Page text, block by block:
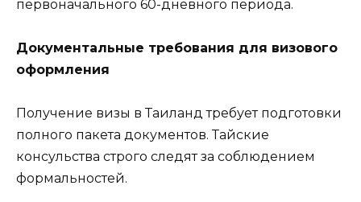
первоначального 60-дневного периода.
Документальные требования для визового
оформления
Получение визы в Таиланд требует подготовки
полного пакета документов. Тайские
консульства строго следят за соблюдением
формальностей.